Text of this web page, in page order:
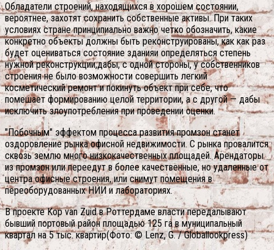
Обладатели строений, находящихся в хорошем состоянии,
вероятнее, захотят сохранить собственные активы. При таких
условиях стране принципиально важно четко обозначить, какие
конкретно объекты должны быть реконструированы, как как раз
будет оцениваться состояние зданияи определяться степень
нужной реконструкции,дабы, с одной стороны, у собственников
строения не было возможности совершить легкий
косметический ремонт и покинуть объект при себе, что
помешает формированию целой территории, а с другой — дабы
исключить злоупотребления при проведении оценки.
"Побочным" эффектом процесса развития промзон станет
оздоровление рынка офисной недвижимости. С рынка провалится
сквозь землю много низкокачественных площадей. Арендаторы
из промзон или переедут в более качественные, но удаленные от
центра офисные строения, или снимут помещения в
переоборудованных НИИ и лабораториях.
В проекте Kop van Zuid в Роттердаме власти передалывают
бывший портовый район площадью 125 га в муниципальный
квартал на 5 тыс. квартир(Фото: © Lenz, G. / Globallookpress)